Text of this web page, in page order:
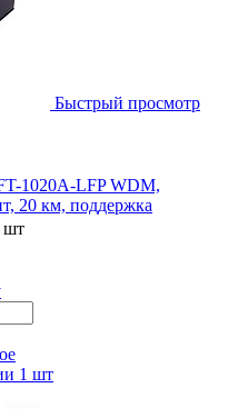
Быстрый просмотр
1020A-LFP WDM,
20 км, поддержка
шт
1 шт